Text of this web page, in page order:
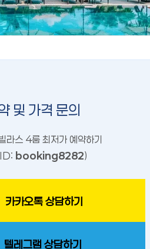
및 가격 문의
라스 4룸 최저가 예약하기
booking8282)
카카오톡 상담하기
텔레그램 상담하기